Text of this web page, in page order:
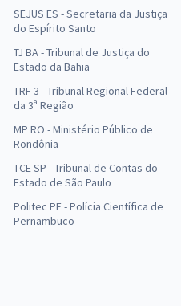
SEJUS ES - Secretaria da Justiça
do Espírito Santo
TJ BA - Tribunal de Justiça do
Estado da Bahia
TRF 3 - Tribunal Regional Federal
da 3ª Região
MP RO - Ministério Público de
Rondônia
TCE SP - Tribunal de Contas do
Estado de São Paulo
Politec PE - Polícia Científica de
Pernambuco